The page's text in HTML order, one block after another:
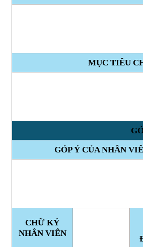
MỤC TIÊU
GÓP Ý CỦA NHÂN
CHỮ KÝ
NHÂN VIÊN